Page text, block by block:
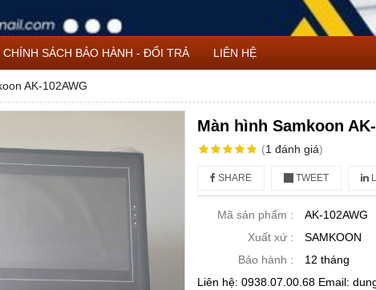
CHÍNH SÁCH BẢO HÀNH - ĐỔI TRẢ LIÊN HỆ
AK-102AWG
Màn hình Samkoon
(1 đánh giá)
SHARE TWEET
Mã sản phẩm :
AK-102AWG
Xuất xứ :
SAMKOON
Bảo hành :
12 tháng
Liên hệ: 0938.07.00.68 Email: